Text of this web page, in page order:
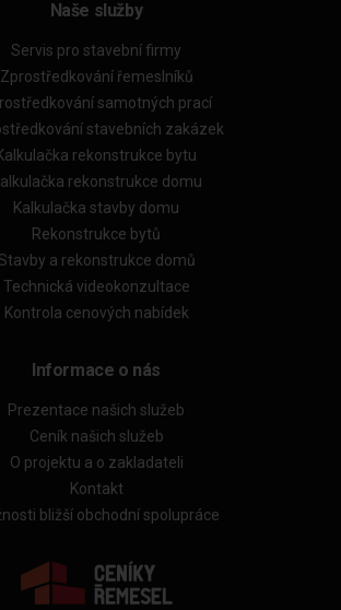
Naše služby
Servis pro stavební firmy
Zprostředkování řemeslníků
samotných prací
stavebních zakázek
rekonstrukce bytu
rekonstrukce domu
Kalkulačka stavby domu
Rekonstrukce bytů
a rekonstrukce domů
Technická videokonzultace
Kontrola cenových nabídek
Informace o nás
Prezentace našich služeb
Ceník našich služeb
O projektu a o zakladateli
Kontakt
bližší obchodní spolupráce